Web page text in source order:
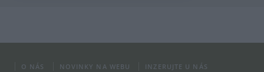
O NÁS NOVINKY NA WEBU
INZERUJTE U NÁS